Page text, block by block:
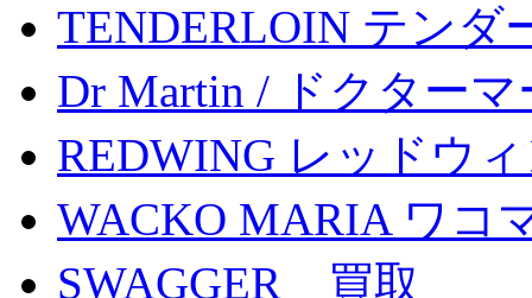
TENDERLOIN テンダ
Dr Martin / ドクター
REDWING レッドウ
WACKO MARIA ワ
SWAGGER 買取